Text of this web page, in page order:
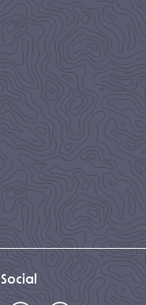
Social